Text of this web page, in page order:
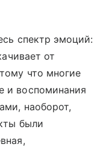
спектр эмоций:
от
что многие
и воспоминания
наоборот,
были